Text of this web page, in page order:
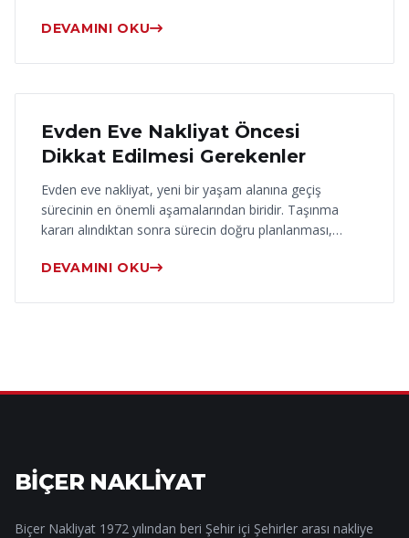
DEVAMINI OKU
16 Haziran 2026
Evden Eve Nakliyat Öncesi
Dikkat Edilmesi Gerekenler
Evden eve nakliyat, yeni bir yaşam alanına geçiş
sürecinin en önemli aşamalarından biridir. Taşınma
kararı alındıktan sonra sürecin doğru planlanması,…
DEVAMINI OKU
BİÇER NAKLİYAT
Biçer Nakliyat 1972 yılından beri Şehir içi Şehirler arası nakliye